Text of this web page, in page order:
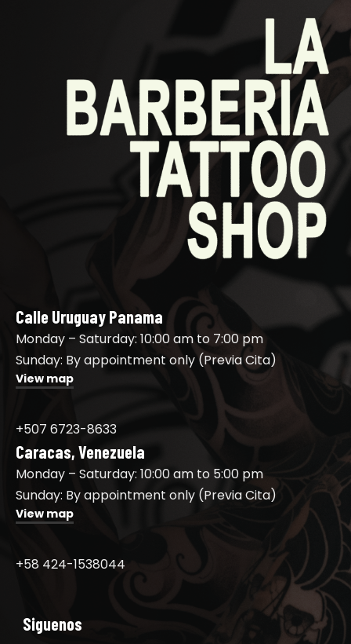
Calle Uruguay Panama
Monday – Saturday: 10:00 am to 7:00 pm
Sunday: By appointment only (Previa Cita)
View map
+507 6723-8633
Caracas, Venezuela
Monday – Saturday: 10:00 am to 5:00 pm
Sunday: By appointment only (Previa Cita)
View map
+58 424-1538044
Siguenos